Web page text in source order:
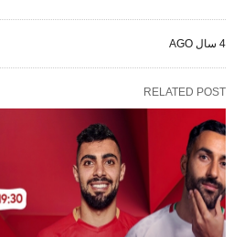
4 سال AGO
RELATED POST